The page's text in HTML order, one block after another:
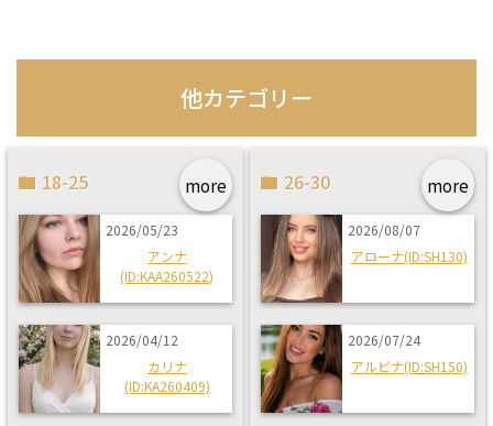
他カテゴリー
more
18-25
2026/05/23
アンナ
(ID:KAA260522)
2026/04/12
カリナ
(ID:KA260409)
more
26-30
2026/08/07
アローナ(ID:SH130)
2026/07/24
アルビナ(ID:SH150)